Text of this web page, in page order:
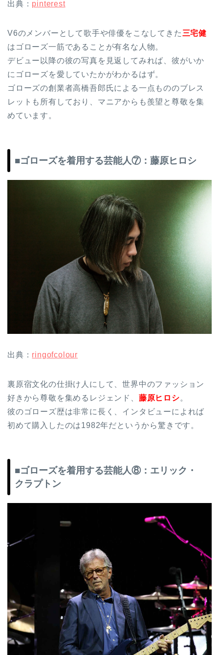
出典： pinterest
V6のメンバーとして歌手や俳優をこなしてきた 三宅健
はゴローズ一筋であることが有名な人物。
デビュー以降の彼の写真を見返してみれば、彼がいか
にゴローズを愛していたかがわかるはず。
ゴローズの創業者高橋吾郎氏による一点もののブレス
レットも所有しており、マニアからも羨望と尊敬を集
めています。
■ゴローズを着用する芸能人⑦：藤原ヒロシ
出典： ringofcolour
裏原宿文化の仕掛け人にして、世界中のファッション
好きから尊敬を集めるレジェンド、 藤原ヒロシ。
彼のゴローズ歴は非常に長く、インタビューによれば
初めて購入したのは1982年だというから驚きです。
■ゴローズを着用する芸能人⑧：エリック・
クラプトン